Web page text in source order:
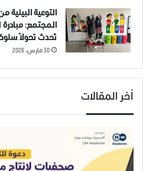
في المدينة بمناسبة الذكرى
الثامنة للثورة
15 مارس، 2019
في "صور عامة"
21 مايو، 2019
في
قتلى وجرحى بتحطم طائرة
مروحية للنظام في ريف اللاذقية
17 فبراير، 2022
في "مقالات"
التوعية
المجتمع: مبادرة
تُحدث تحولاً
30 مارس، 2026
أخر المقالات